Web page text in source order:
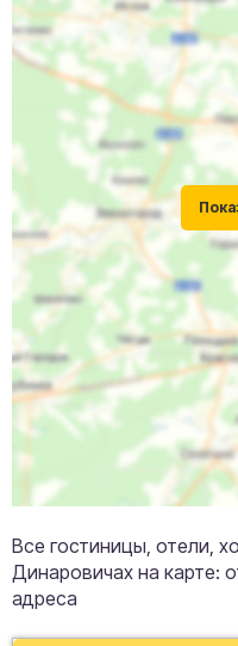
Все гостиницы, отели,
Динаровичах на карте:
адреса